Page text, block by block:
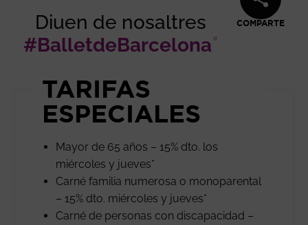
Diuen de nosaltres
#BalletdeBarcelona
COMPARTE
TARIFAS
ESPECIALES
Mayor de 65 años – 15% dto. los
miércoles y jueves*
Carné familia numerosa o monoparental
– 15% dto. miércoles y jueves*
Carné de personas con discapacidad –